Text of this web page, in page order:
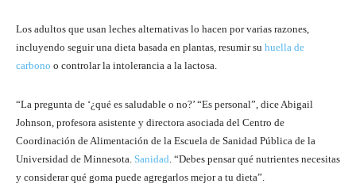
Los adultos que usan leches alternativas lo hacen por varias razones,
incluyendo seguir una dieta basada en plantas, resumir su huella de
carbono o controlar la intolerancia a la lactosa.
“La pregunta de ‘¿qué es saludable o no?’ “Es personal”, dice Abigail
Johnson, profesora asistente y directora asociada del Centro de
Coordinación de Alimentación de la Escuela de Sanidad Pública de la
Universidad de Minnesota. Sanidad. “Debes pensar qué nutrientes necesitas
y considerar qué goma puede agregarlos mejor a tu dieta”.